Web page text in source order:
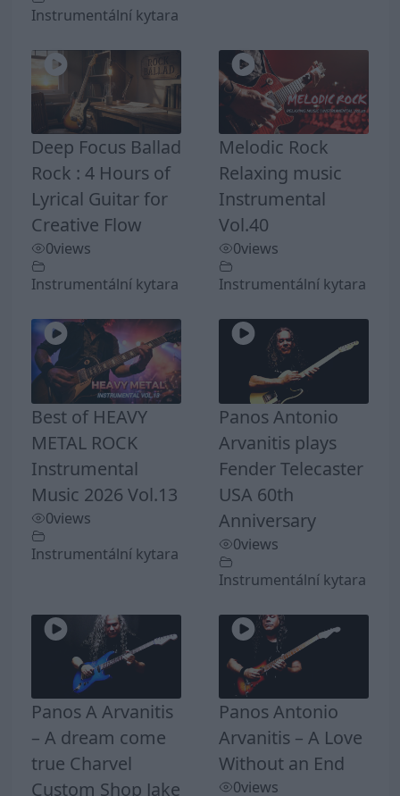
Instrumentální kytara
Deep Focus Ballad
Rock : 4 Hours of
Lyrical Guitar for
Creative Flow
0views
Instrumentální kytara
Melodic Rock
Relaxing music
Instrumental
Vol.40
0views
Instrumentální kytara
Best of HEAVY
METAL ROCK
Instrumental
Music 2026 Vol.13
0views
Instrumentální kytara
Panos Antonio
Arvanitis plays
Fender Telecaster
USA 60th
Anniversary
0views
Instrumentální kytara
Panos A Arvanitis
– A dream come
true Charvel
Custom Shop Jake
Panos Antonio
Arvanitis – A Love
Without an End
0views